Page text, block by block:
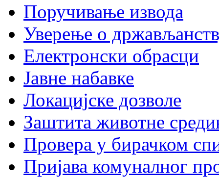
Поручивање извода
Уверење о
Електронски обрасци
Јавне набавке
Локацијске дозволе
Заштита животне
Провера у бирачком
Пријава комуналног